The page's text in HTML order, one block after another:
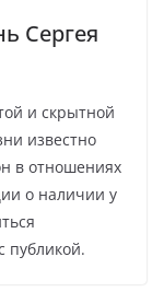
Сергея
и скрытной
известно
в отношениях
о наличии у
публикой.